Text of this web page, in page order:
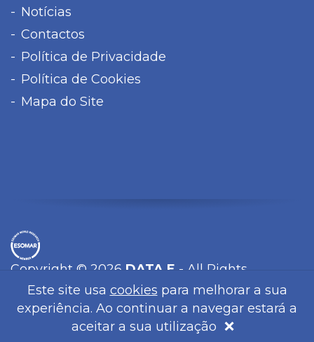
Notícias
Contactos
Política de Privacidade
Política de Cookies
Mapa do Site
Copyright © 2026 DATA E - All Rights
Reserved.
WebDesign byGlobal Pixel
Este site usa cookies para melhorar a sua
experiência. Ao continuar a navegar estará a
aceitar a sua utilização ×